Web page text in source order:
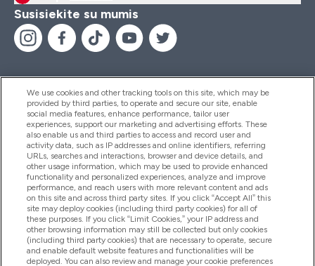
Susisiekite su mumis
Pagalba Ir Informacija
Produktai
Informacija Apie Kompaniją
Lojalumas Ir Atlygis
We use cookies and other tracking tools on this site, which may be
provided by third parties, to operate and secure our site, enable
social media features, enhance performance, tailor user
experiences, support our marketing and advertising efforts. These
also enable us and third parties to access and record user and
activity data, such as IP addresses and online identifiers, referring
URLs, searches and interactions, browser and device details, and
other usage information, which may be used to provide enhanced
functionality and personalized experiences, analyze and improve
performance, and reach users with more relevant content and ads
on this site and across third party sites. If you click “Accept All” this
site may deploy cookies (including third party cookies) for all of
these purposes. If you click “Limit Cookies,” your IP address and
other browsing information may still be collected but only cookies
(including third party cookies) that are necessary to operate, secure
and enable default website features and functionalities will be
deployed. You can also review and manage your cookie preferences